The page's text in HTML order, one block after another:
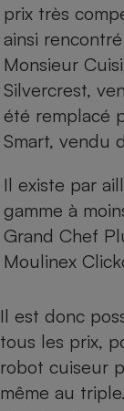
prix très
ainsi
Monsieur
Silvercrest,
été remplacé
Smart, vendu
Il existe par
gamme à
Grand Chef
Moulinex
Il est donc
tous les prix,
robot cuiseur
même au